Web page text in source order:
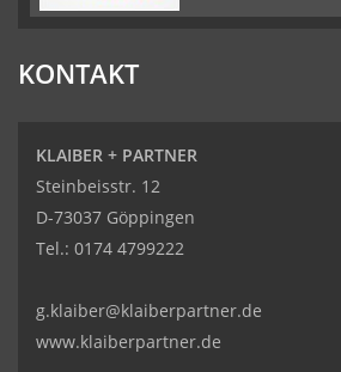
KONTAKT
KLAIBER + PARTNER
Steinbeisstr. 12
D-73037 Göppingen
Tel.: 0174 4799222
g.klaiber@klaiberpartner.de
www.klaiberpartner.de